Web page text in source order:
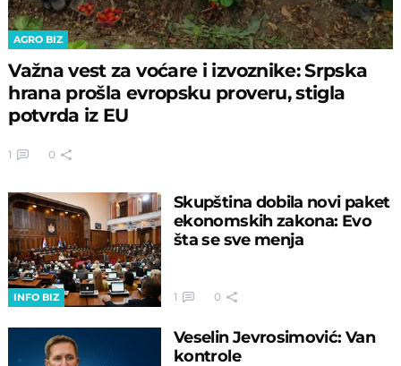
AGRO BIZ
Važna vest za voćare i izvoznike: Srpska
hrana prošla evropsku proveru, stigla
potvrda iz EU
1 0
INFO BIZ
Skupština dobila novi paket
ekonomskih zakona: Evo
šta se sve menja
1 0
Veselin Jevrosimović: Van
kontrole